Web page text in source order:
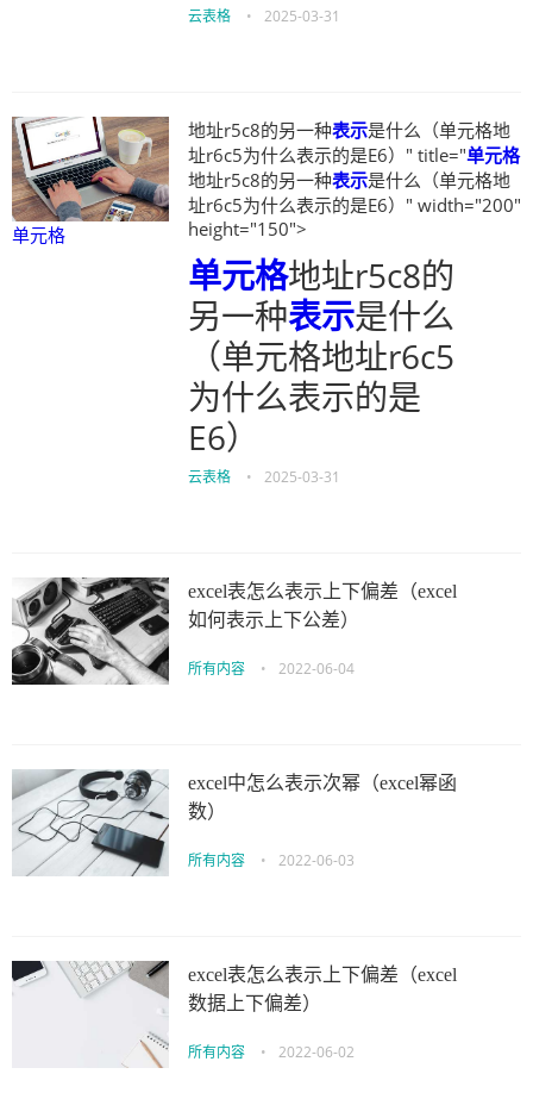
云表格 • 2025-03-31
单元格
地址r5c8的另一种表示是什么（单元格地
址r6c5为什么表示的是E6）" title="单元格
地址r5c8的另一种表示是什么（单元格地
址r6c5为什么表示的是E6）" width="200"
height="150">
单元格地址r5c8的
另一种表示是什么
（单元格地址r6c5
为什么表示的是
E6）
云表格 • 2025-03-31
excel表怎么表示上下偏差（excel
如何表示上下公差）
所有内容 • 2022-06-04
excel中怎么表示次幂（excel幂函
数）
所有内容 • 2022-06-03
excel表怎么表示上下偏差（excel
数据上下偏差）
所有内容 • 2022-06-02